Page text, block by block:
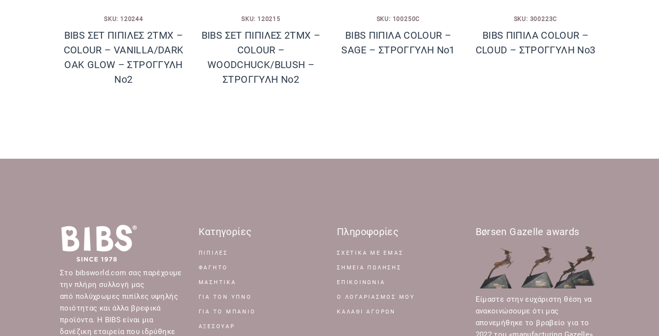
SKU: 120244
BIBS ΣΕΤ ΠΙΠΙΛΕΣ 2ΤΜΧ –
COLOUR – VANILLA/DARK
OAK GLOW – ΣΤΡΟΓΓΥΛΗ
No2
SKU: 120215
BIBS ΣΕΤ ΠΙΠΙΛΕΣ 2ΤΜΧ –
COLOUR –
WOODCHUCK/BLUSH –
ΣΤΡΟΓΓΥΛΗ No2
SKU: 100250C
BIBS ΠΙΠΙΛΑ COLOUR –
SAGE – ΣΤΡΟΓΓΥΛΗ No1
SKU: 300223C
BIBS ΠΙΠΙΛΑ COLOUR –
CLOUD – ΣΤΡΟΓΓΥΛΗ No3
Στο bibsworld.com σας παρέχουμε
την πλήρη συλλογή μας
από πολύχρωμες πιπίλες υψηλής
ποιότητας και άλλα βρεφικά
προϊόντα. Η BIBS είναι μια
δανέζικη εταιρεία που ιδρύθηκε
Κατηγορίες
ΠΙΠΙΛΕΣ
ΦΑΓΗΤΟ
ΜΑΣΗΤΙΚΑ
ΓΙΑ ΤΟΝ ΥΠΝΟ
ΓΙΑ ΤΟ ΜΠΑΝΙΟ
ΑΞΕΣΟΥΑΡ
Πληροφορίες
ΣΧΕΤΙΚΆ ΜΕ ΕΜΆΣ
ΣΗΜΕΊΑ ΠΏΛΗΣΗΣ
ΕΠΙΚΟΙΝΩΝΊΑ
Ο ΛΟΓΑΡΙΑΣΜΌΣ ΜΟΥ
ΚΑΛΆΘΙ ΑΓΟΡΏΝ
Børsen Gazelle awards
Είμαστε στην ευχάριστη θέση να
ανακοινώσουμε ότι μας
απονεμήθηκε το βραβείο για το